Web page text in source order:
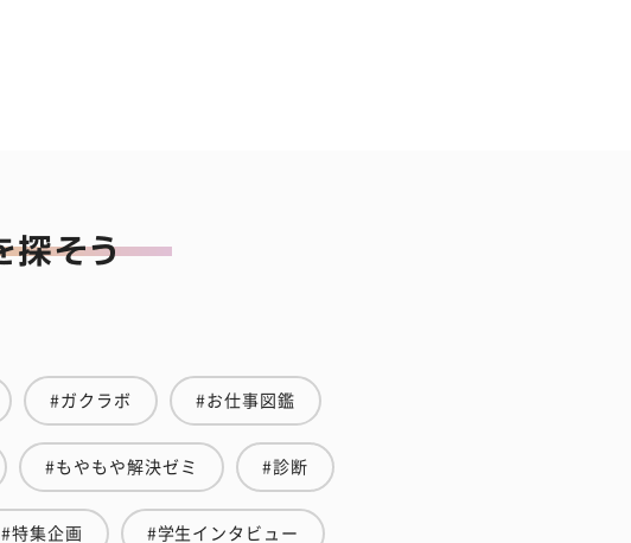
#ガクラボ #お仕事図鑑
#もやもや解決ゼミ #診断
#特集企画 #学生インタビュー